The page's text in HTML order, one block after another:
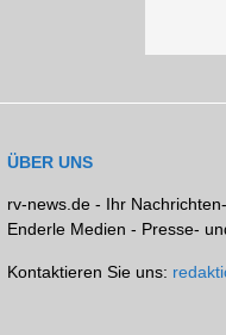
ÜBER UNS
rv-news.de - Ihr
Enderle Medien - Presse-
Kontaktieren Sie uns: